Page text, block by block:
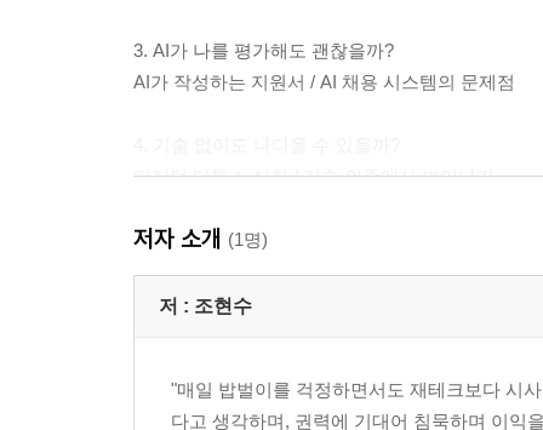
3. AI가 나를 평가해도 괜찮을까?
AI가 작성하는 지원서 / AI 채용 시스템의 문제점
디지털 디톡스 실험 / 기술 의존에서 벗어나기
5. 앞으로 인간은 무엇을 배워야 할까?
지식 탐구의 본질 / AI 시대의 교육
6. AI에게 속마음을 말해도 될까?
저자 소개 (1명)
저 : 조현수
"매일 밥벌이를 걱정하면서도 재테크보다 시
다고 생각하며, 권력에 기대어 침묵하며 이익